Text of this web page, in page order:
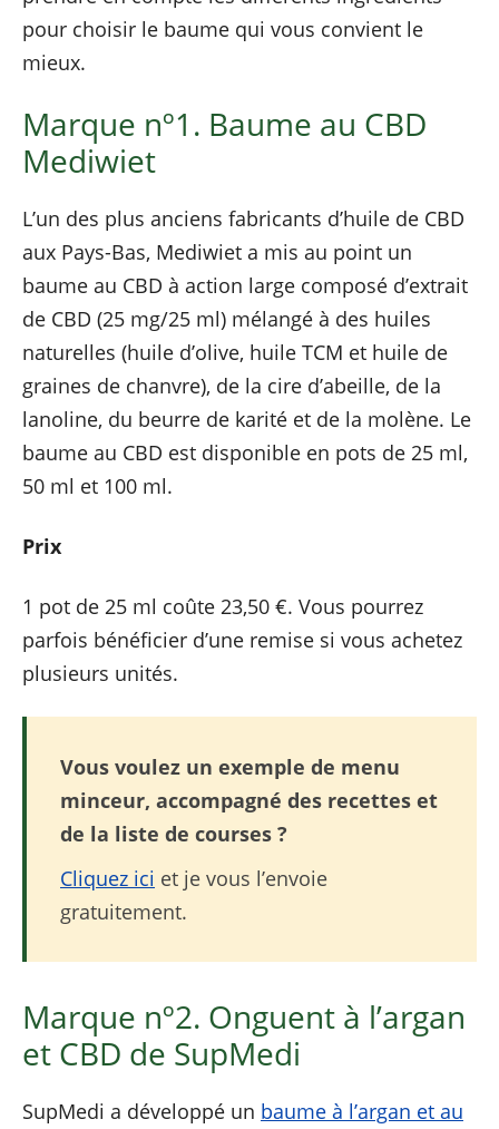
pour choisir le baume qui vous convient le
mieux.
Marque nº1. Baume au CBD
Mediwiet
L’un des plus anciens fabricants d’huile de CBD
aux Pays-Bas, Mediwiet a mis au point un
baume au CBD à action large composé d’extrait
de CBD (25 mg/25 ml) mélangé à des huiles
naturelles (huile d’olive, huile TCM et huile de
graines de chanvre), de la cire d’abeille, de la
lanoline, du beurre de karité et de la molène. Le
baume au CBD est disponible en pots de 25 ml,
50 ml et 100 ml.
Prix
1 pot de 25 ml coûte 23,50 €. Vous pourrez
parfois bénéficier d’une remise si vous achetez
plusieurs unités.
Vous voulez un exemple de menu
minceur, accompagné des recettes et
de la liste de courses ?
Cliquez ici et je vous l’envoie
gratuitement.
Marque nº2. Onguent à l’argan
et CBD de SupMedi
SupMedi a développé un baume à l’argan et au